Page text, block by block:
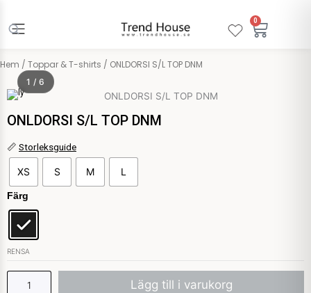
innehåll
0
Hem / Toppar & T-shirts / ONLDORSI S/L TOP DNM
Only
1 / 6
ONLDORSI S/L TOP DNM
📏 Storleksguide
XS S M L
Färg
RENSA
ONLDORSI
S/L
TOP
DNM
mängd
Lägg till i varukorg